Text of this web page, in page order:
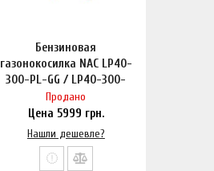
Бензиновая
газонокосилка NAC LP40-
300-PL-GG / LP40-300-
PL-L
Продано
Цена 5999 грн.
Нашли дешевле?